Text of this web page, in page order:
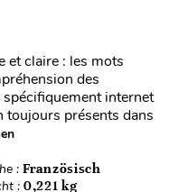
et claire : les mots
des
internet
toujours présents dans
: Französisch
: 0,221 kg